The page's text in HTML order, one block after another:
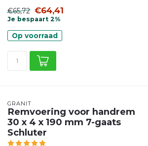
€65,72 €64,41
Je bespaart 2%
Op voorraad
GRANIT
Remvoering voor handrem
30 x 4 x 190 mm 7-gaats
Schluter